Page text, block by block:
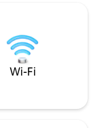
Walk,
Gainbridge
IUPUI тощо. Насолоджуйтеся
усамітненій
Wi-Fi